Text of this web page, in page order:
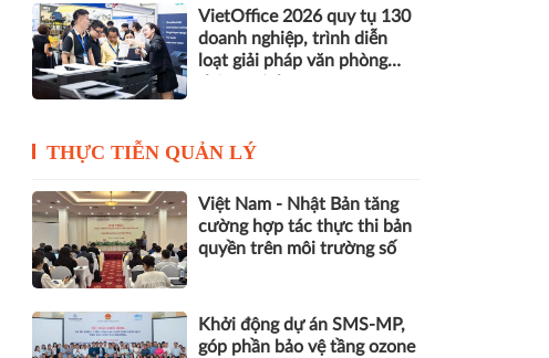
VietOffice 2026 quy tụ 130
doanh nghiệp, trình diễn
loạt giải pháp văn phòng
THỰC TIỄN QUẢN LÝ
Việt Nam - Nhật Bản tăng
cường hợp tác thực thi bản
quyền trên môi trường số
Khởi động dự án SMS-MP,
góp phần bảo vệ tầng ozone